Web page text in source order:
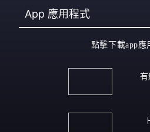
App 應用程式
點擊下載app應
有